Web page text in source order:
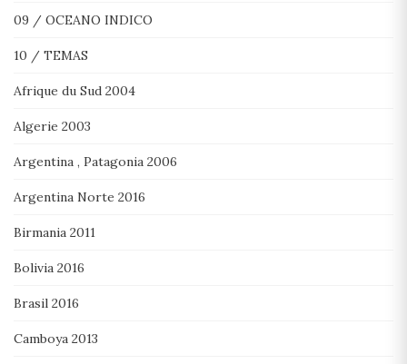
09 / OCEANO INDICO
10 / TEMAS
Afrique du Sud 2004
Algerie 2003
Argentina , Patagonia 2006
Argentina Norte 2016
Birmania 2011
Bolivia 2016
Brasil 2016
Camboya 2013